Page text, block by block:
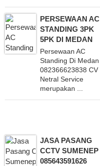
PERSEWAAN AC
STANDING 3PK
5PK DI MEDAN
Persewaan AC
Standing Di Medan
082366623838 CV
Netral Service
merupakan ...
JASA PASANG
CCTV SUMENEP
085643591626